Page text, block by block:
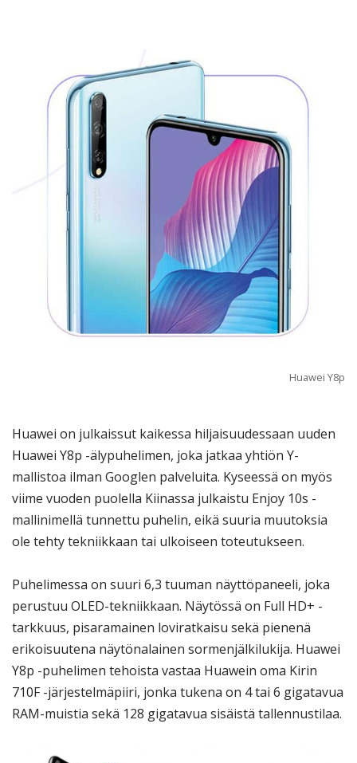
Huawei Y8p
Huawei on julkaissut kaikessa hiljaisuudessaan uuden
Huawei Y8p -älypuhelimen, joka jatkaa yhtiön Y-
mallistoa ilman Googlen palveluita. Kyseessä on myös
viime vuoden puolella Kiinassa julkaistu Enjoy 10s -
mallinimellä tunnettu puhelin, eikä suuria muutoksia
ole tehty tekniikkaan tai ulkoiseen toteutukseen.
Puhelimessa on suuri 6,3 tuuman näyttöpaneeli, joka
perustuu OLED-tekniikkaan. Näytössä on Full HD+ -
tarkkuus, pisaramainen loviratkaisu sekä pienenä
erikoisuutena näytönalainen sormenjälkilukija. Huawei
Y8p -puhelimen tehoista vastaa Huawein oma Kirin
710F -järjestelmäpiiri, jonka tukena on 4 tai 6 gigatavua
RAM-muistia sekä 128 gigatavua sisäistä tallennustilaa.